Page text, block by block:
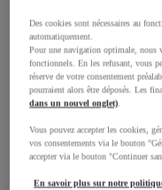
Consommation
Émissions CO2
Performances
Vitesse maximale
Des cookies sont nécessaires au
automatiquement.
Pour une navigation optimale, nous
fonctionnels. En les refusant, vous
réserve de votre consentement
pourraient alors être déposés. Les
dans un nouvel onglet).
Vous pouvez accepter les cookies,
vos consentements via le bouton
accepter via le bouton "Continuer
En savoir plus sur notre